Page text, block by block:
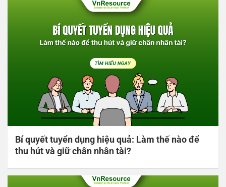
Bí quyết tuyển dụng hiệu quả: Làm thế nào để
thu hút và giữ chân nhân tài?